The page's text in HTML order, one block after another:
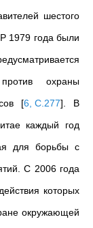
шестого
1979 года были
охраны
[6, С.277] . В
каждый год
для борьбы с
С 2006 года
которых
окружающей